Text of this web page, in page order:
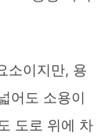
소이지만, 용
어도 소용이
도로 위에 차